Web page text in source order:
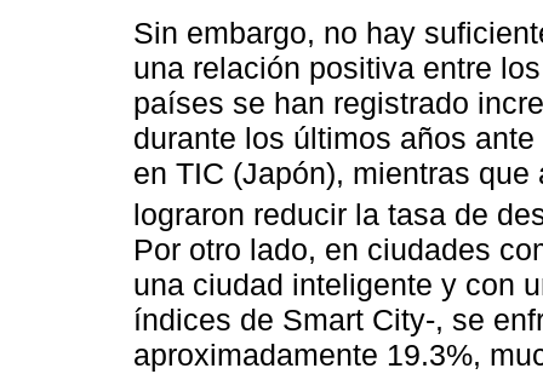
Sin embargo, no hay
una relación positiva entre
países se han registrado
durante los últimos años
en TIC (Japón), mientras
lograron reducir la tasa de
Por otro lado, en ciudades
una ciudad inteligente y con
índices de Smart City-, se
aproximadamente 19.3%,